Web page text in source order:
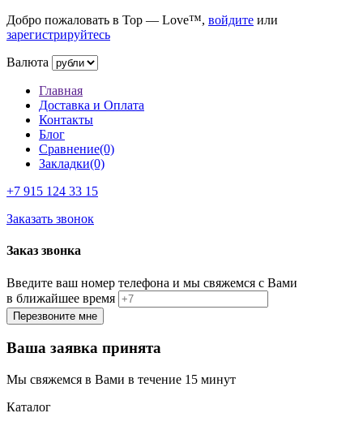
Добро пожаловать в Top — Love™, войдите или
зарегистрируйтесь
Валюта
Главная
Доставка и Оплата
Контакты
Блог
Сравнение(0)
Закладки(0)
+7 915 124 33 15
Заказать звонок
Заказ звонка
Введите ваш номер телефона и мы свяжемся с Вами
в ближайшее время
Ваша заявка принята
Мы свяжемся в Вами в течение 15 минут
Каталог